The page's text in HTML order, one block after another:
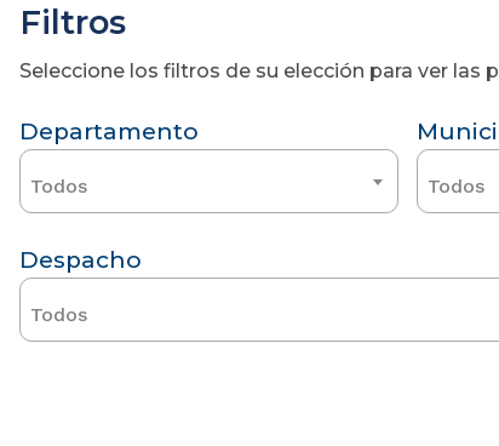
Filtros
Seleccione los filtros de su elección para ver las
Departamento
Todos Todos
Despacho
Todos